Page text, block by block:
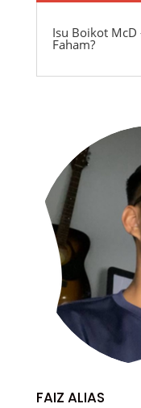
Isu Boikot McD
Faham?
FAIZ ALIAS